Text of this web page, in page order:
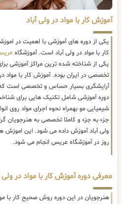
آموزش کار با مواد در ولی آباد
یکی از دوره های آموزشی با اهمیت در
کار با مواد در ولی آباد است. آموزشگاه
یکی از شناخته شده ترین مراکز آموزشی
تخصصی در ایران بوده. آموزش کار با مواد
آرایشگری بسیار حساس و تخصصی است که به
دوره آموزشی شامل تکنیک هایی برای
شیمیایی مو بهمراه نحوه اجرای مواد روی
جزء به جزء و کاملا تخصصی به هنرجویان
ولی آباد آموزش داده می شود. این اموزش
روز در آموزشگاه عریس انجام می شود.
معرفی دوره آموزش کار با مواد در ولی
هنرجویان در این دوره روش صحیح کار با